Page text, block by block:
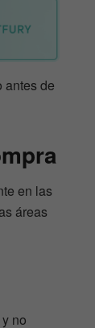
antes de
en las
áreas
no